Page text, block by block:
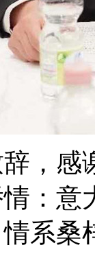
，感
：意
系桑